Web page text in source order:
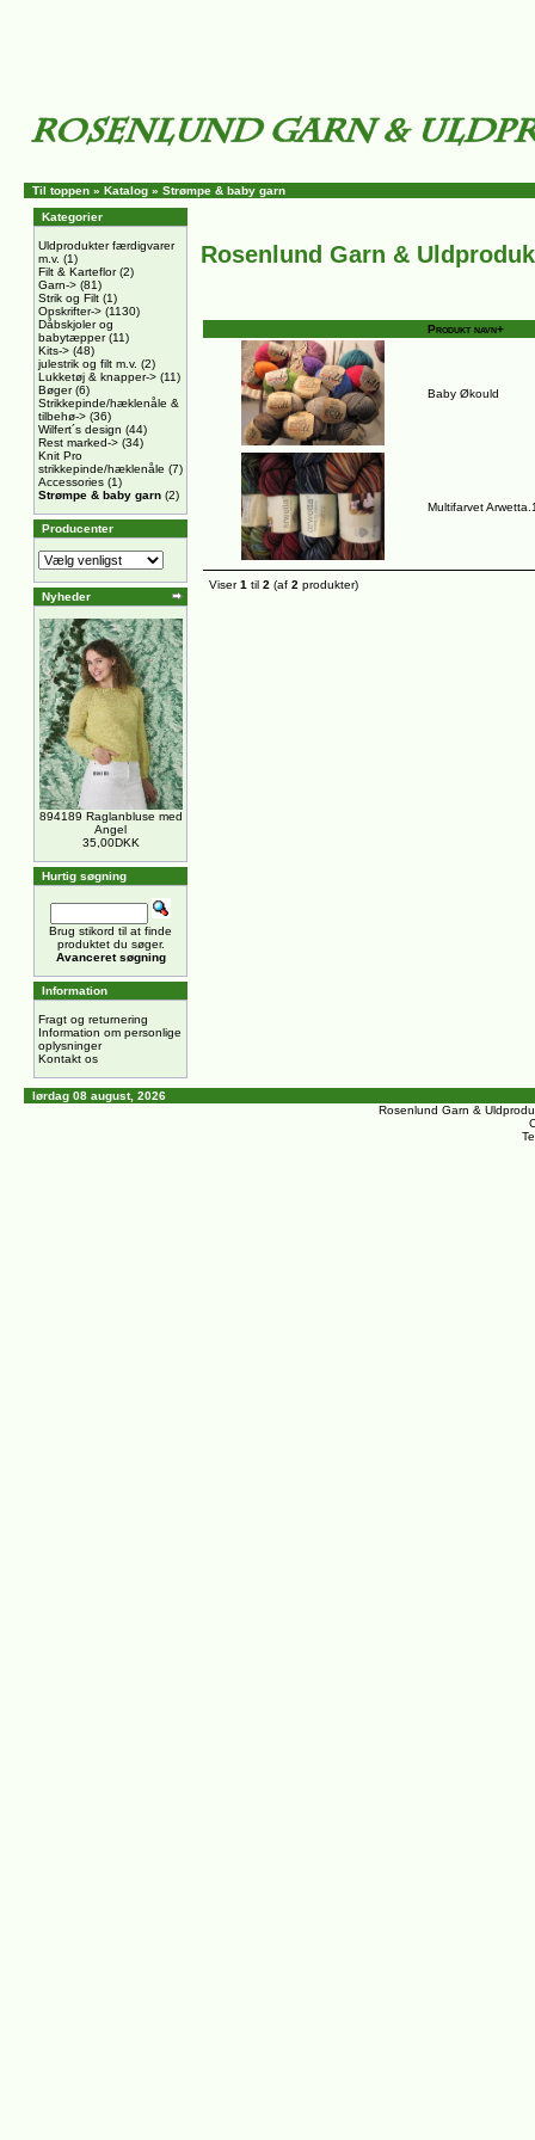
Til toppen » Katalog » Strømpe & baby garn
Kategorier
Uldprodukter færdigvarer
m.v. (1)
Filt & Karteflor(2)
Garn-> (81)
Strik og Filt (1)
Opskrifter-> (1130)
Dåbskjoler og
babytæpper(11)
Kits-> (48)
julestrik og filt m.v. (2)
Lukketøj & knapper-> (11)
Bøger(6)
Strikkepinde/hæklenåle &
tilbehø-> (36)
Wilfert´s design (44)
Rest marked-> (34)
Knit Pro
strikkepinde/hæklenåle (7)
Accessories (1)
Strømpe & baby garn (2)
Producenter
Nyheder
894189 Raglanbluse med
Angel
35,00DKK
Hurtig søgning
Brug stikord til at finde
produktet du søger.
Avanceret søgning
Information
Fragt og returnering
Information om personlige
oplysninger
Kontakt os
Rosenlund Garn &
Produkt navn+
Baby Økould
Multifarvet
Viser1 til 2 (af 2 produkter)
lørdag 08 august, 2026
Rosenlund Garn &